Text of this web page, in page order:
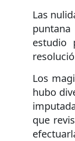
Las
estudio
Los
hubo
que